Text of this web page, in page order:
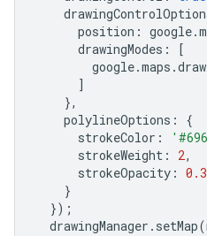
},
"location":
{ "latitude": -
"placeId"
},
{
"location":
"placeId":
{
{ "latitude": -
position : google.
drawingModes :
[
google.maps .
]
},
polylineOptions :
{
strokeColor :
strokeWeight : 2,
strokeOpacity : 0.3
}
});
drawingManager . setMap(